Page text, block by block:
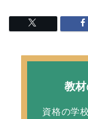
教
資格の学